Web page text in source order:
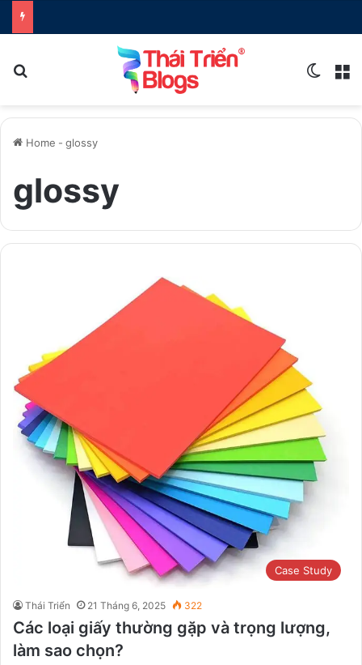
Home - glossy
glossy
Case Study
Thái Triển 21 Tháng 6, 2025 322
Các loại giấy thường gặp và trọng lượng,
làm sao chọn?